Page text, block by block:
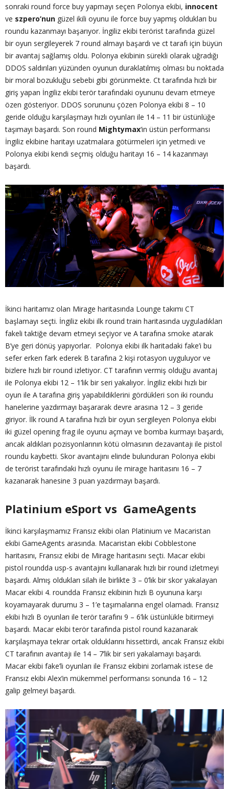
sonraki round force buy yapmayı seçen Polonya ekibi, innocent
ve szpero’nun güzel ikili oyunu ile force buy yapmış oldukları bu
roundu kazanmayı başarıyor. İngiliz ekibi terörist tarafında güzel
bir oyun sergileyerek 7 round almayı başardı ve ct tarafı için büyün
bir avantaj sağlamış oldu. Polonya ekibinin sürekli olarak uğradığı
DDOS saldırıları yüzünden oyunun duraklatılmış olması bu noktada
bir moral bozukluğu sebebi gibi görünmekte. Ct tarafında hızlı bir
giriş yapan İngiliz ekibi terör tarafındaki oyununu devam etmeye
özen gösteriyor. DDOS sorununu çözen Polonya ekibi 8 – 10
geride olduğu karşılaşmayı hızlı oyunları ile 14 – 11 bir üstünlüğe
taşımayı başardı. Son round Mightymax‘in üstün performansı
İngiliz ekibine haritayı uzatmalara götürmeleri için yetmedi ve
Polonya ekibi kendi seçmiş olduğu haritayı 16 – 14 kazanmayı
başardı.
İkinci haritamız olan Mirage haritasında Lounge takımı CT
başlamayı seçti. İngiliz ekibi ilk round train haritasında uyguladıkları
fakeli taktiğe devam etmeyi seçiyor ve A tarafına smoke atarak
B’ye geri dönüş yapıyorlar. Polonya ekibi ilk haritadaki fake’i bu
sefer erken fark ederek B tarafına 2 kişi rotasyon uyguluyor ve
bizlere hızlı bir round izletiyor. CT tarafının vermiş olduğu avantaj
ile Polonya ekibi 12 – 1’lik bir seri yakalıyor. İngiliz ekibi hızlı bir
oyun ile A tarafına giriş yapabildiklerini gördükleri son iki roundu
hanelerine yazdırmayı başararak devre arasına 12 – 3 geride
giriyor. İlk round A tarafına hızlı bir oyun sergileyen Polonya ekibi
iki güzel opening frag ile oyunu açmayı ve bomba kurmayı başardı,
ancak aldıkları pozisyonlarının kötü olmasının dezavantajı ile pistol
roundu kaybetti. Skor avantajını elinde bulunduran Polonya ekibi
de terörist tarafındaki hızlı oyunu ile mirage haritasını 16 – 7
kazanarak hanesine 3 puan yazdırmayı başardı.
Platinium eSport vs GameAgents
İkinci karşılaşmamız Fransız ekibi olan Platinium ve Macaristan
ekibi GameAgents arasında. Macaristan ekibi Cobblestone
haritasını, Fransız ekibi de Mirage haritasını seçti. Macar ekibi
pistol roundda usp-s avantajını kullanarak hızlı bir round izletmeyi
başardı. Almış oldukları silah ile birlikte 3 – 0’lık bir skor yakalayan
Macar ekibi 4. roundda Fransız ekibinin hızlı B oyununa karşı
koyamayarak durumu 3 – 1’e taşımalarına engel olamadı. Fransız
ekibi hızlı B oyunları ile terör tarafını 9 – 6’lık üstünlükle bitirmeyi
başardı. Macar ekibi terör tarafında pistol round kazanarak
karşılaşmaya tekrar ortak olduklarını hissettirdi, ancak Fransız ekibi
CT tarafının avantajı ile 14 – 7’lik bir seri yakalamayı başardı.
Macar ekibi fake’li oyunları ile Fransız ekibini zorlamak istese de
Fransız ekibi Alex’in mükemmel performansı sonunda 16 – 12
galip gelmeyi başardı.